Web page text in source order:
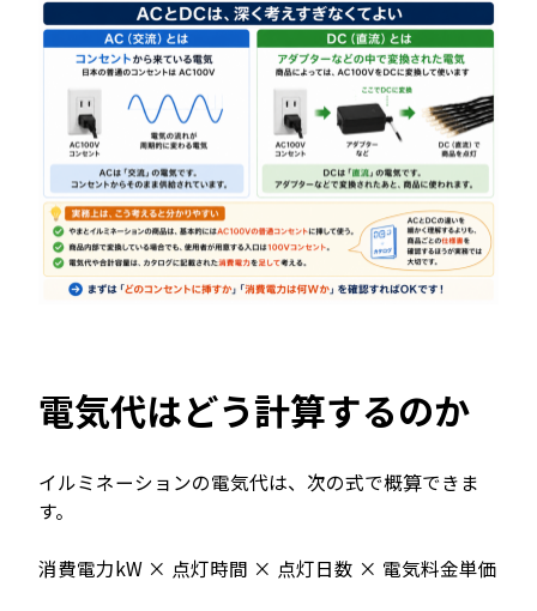
電気代はどう計算するのか
イルミネーションの電気代は、次の式で概算できま
す。
消費電力kW × 点灯時間 × 点灯日数 × 電気料金単価